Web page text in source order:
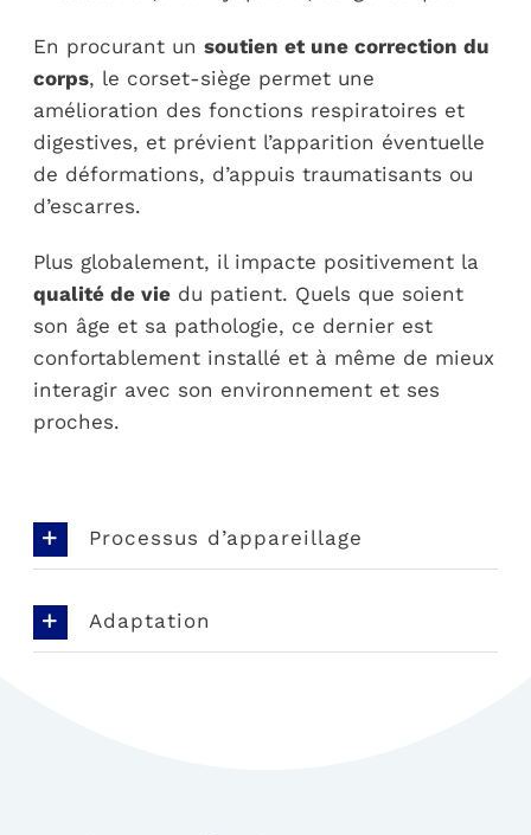
En procurant un soutien et une correction du
corps, le corset-siège permet une
amélioration des fonctions respiratoires et
digestives, et prévient l’apparition éventuelle
de déformations, d’appuis traumatisants ou
d’escarres.
Plus globalement, il impacte positivement la
qualité de viedu patient. Quels que soient
son âge et sa pathologie, ce dernier est
confortablement installé et à même de mieux
interagir avec son environnement et ses
proches.
Processus d’appareillage
Adaptation